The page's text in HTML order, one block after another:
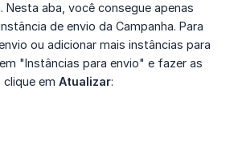
Nesta aba, você consegue apenas
de envio da Campanha. Para
ou adicionar mais instâncias para
"Instâncias para envio" e fazer as
em Atualizar: